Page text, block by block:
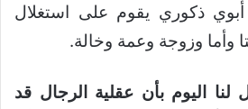
ذكوري يقوم على استغلال
وأما وزوجة وعمة وخالة.
اليوم بأن عقلية الرجال قد